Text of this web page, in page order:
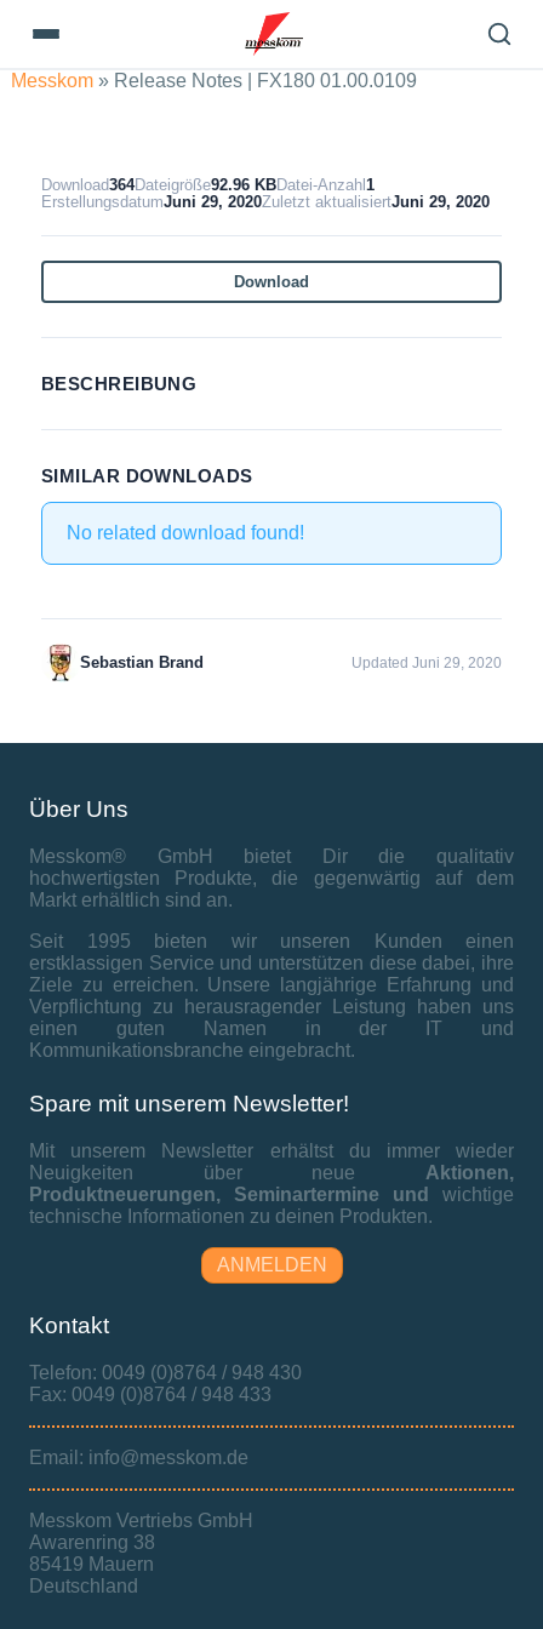
Messkom » Release Notes | FX180 01.00.0109
Download364Dateigröße92.96 KBDatei-Anzahl 1
ErstellungsdatumJuni 29, 2020Zuletzt aktualisiertJuni 29, 2020
Download
BESCHREIBUNG
SIMILAR DOWNLOADS
No related download found!
Sebastian Brand Updated Juni 29, 2020
Über Uns
Messkom® GmbH bietet Dir die qualitativ
hochwertigsten Produkte, die gegenwärtig auf dem
Markt erhältlich sind an.
Seit 1995 bieten wir unseren Kunden einen
erstklassigen Service und unterstützen diese dabei, ihre
Ziele zu erreichen. Unsere langjährige Erfahrung und
Verpflichtung zu herausragender Leistung haben uns
einen guten Namen in der IT und
Kommunikationsbranche eingebracht.
Spare mit unserem Newsletter!
Mit unserem Newsletter erhältst du immer wieder
Neuigkeiten über neue Aktionen,
Produktneuerungen, Seminartermine und wichtige
technische Informationen zu deinen Produkten.
ANMELDEN
Kontakt
Telefon: 0049 (0)8764 / 948 430
Fax: 0049 (0)8764 / 948 433
Email: info@messkom.de
Messkom Vertriebs GmbH
Awarenring 38
85419 Mauern
Deutschland